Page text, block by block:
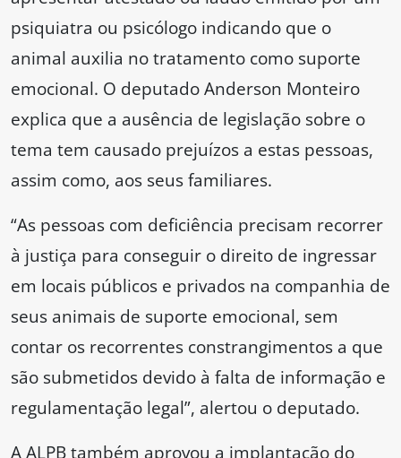
psiquiatra ou psicólogo indicando que o
animal auxilia no tratamento como suporte
emocional. O deputado Anderson Monteiro
explica que a ausência de legislação sobre o
tema tem causado prejuízos a estas pessoas,
assim como, aos seus familiares.
“As pessoas com deficiência precisam recorrer
à justiça para conseguir o direito de ingressar
em locais públicos e privados na companhia de
seus animais de suporte emocional, sem
contar os recorrentes constrangimentos a que
são submetidos devido à falta de informação e
regulamentação legal”, alertou o deputado.
A ALPB também aprovou a implantação do